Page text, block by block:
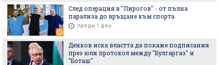
След операция в "Пирогов" - от пълна
парализа до връщане към спорта
преди 1 ден
Денков иска властта да покаже подписания
през юли протокол между "Булгаргаз" и
"Боташ"